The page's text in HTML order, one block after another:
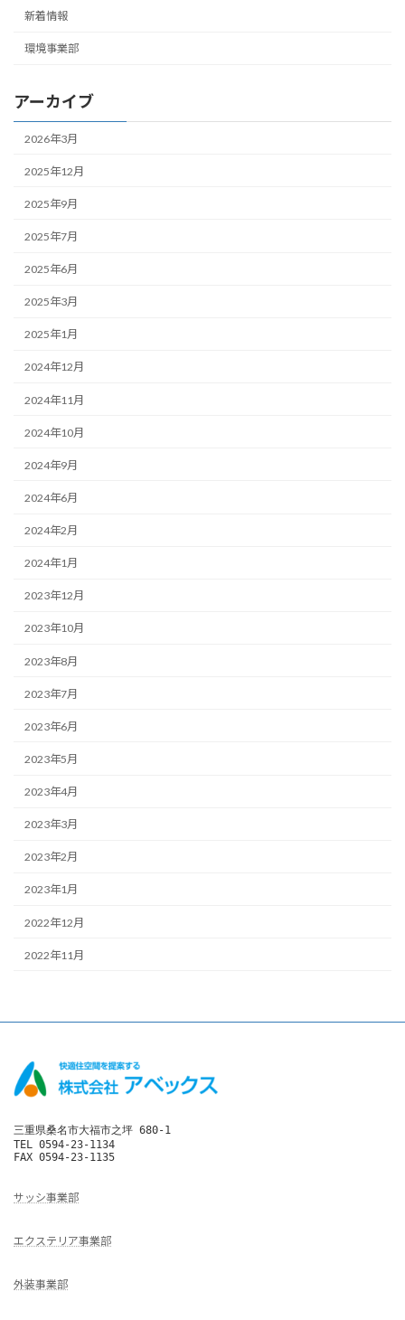
新着情報
環境事業部
アーカイブ
2026年3月
2025年12月
2025年9月
2025年7月
2025年6月
2025年3月
2025年1月
2024年12月
2024年11月
2024年10月
2024年9月
2024年6月
2024年2月
2024年1月
2023年12月
2023年10月
2023年8月
2023年7月
2023年6月
2023年5月
2023年4月
2023年3月
2023年2月
2023年1月
2022年12月
2022年11月
三重県桑名市大福市之坪 680-1
TEL 0594-23-1134
FAX 0594-23-1135
サッシ事業部
エクステリア事業部
外装事業部